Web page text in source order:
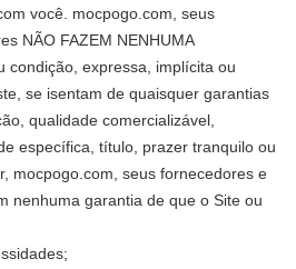
você. mocpogo.com, seus
NÃO FAZEM NENHUMA
condição, expressa, implícita ou
se isentam de quaisquer garantias
qualidade comercializável,
específica, título, prazer tranquilo ou
mocpogo.com, seus fornecedores e
nenhuma garantia de que o Site ou